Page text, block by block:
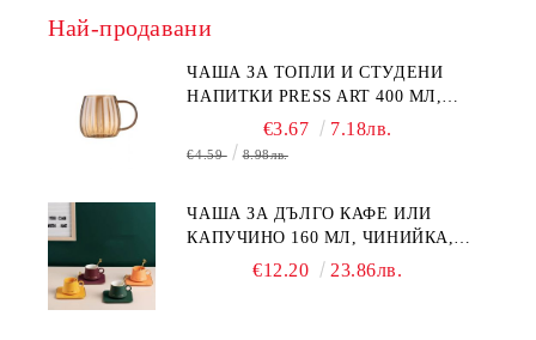
Най-продавани
ЧАША ЗА ТОПЛИ И СТУДЕНИ
НАПИТКИ PRESS ART 400 МЛ,
БОРОСИЛИКАТНО СТЪКЛО
€3.67 7.18лв.
€4.59 8.98лв.
ЧАША ЗА ДЪЛГО КАФЕ ИЛИ
КАПУЧИНО 160 МЛ, ЧИНИЙКА,
ЛЪЖИЧКА GREEN, ORANGE LOVE
€12.20 23.86лв.